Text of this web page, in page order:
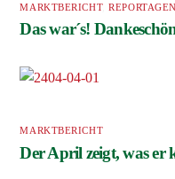
MARKTBERICHT,REPORTAGEN
Das war´s!
MARKTBERICHT
Der April zeigt, was er